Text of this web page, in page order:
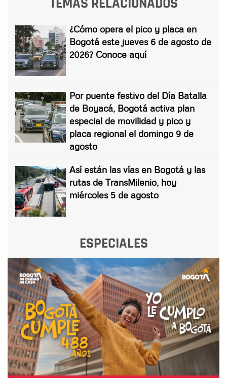
¿Cómo opera el pico y placa en
Bogotá este jueves 6 de agosto de
2026? Conoce aquí
Por puente festivo del Día Batalla
de Boyacá, Bogotá activa plan
especial de movilidad y pico y
placa regional el domingo 9 de
agosto
Así están las vías en Bogotá y las
rutas de TransMilenio, hoy
miércoles 5 de agosto
ESPECIALES